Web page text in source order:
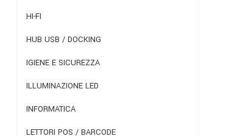
HI-FI
HUB USB / DOCKING
IGIENE E SICUREZZA
ILLUMINAZIONE LED
INFORMATICA
LETTORI POS / BARCODE